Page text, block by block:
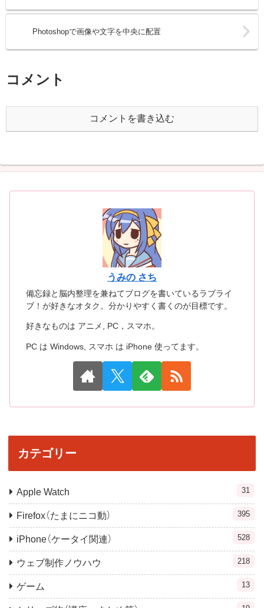
Photoshopで画像や文字を中央に配置
コメント
コメントを書き込む
うみの さち
備忘録と脳内整理を兼ねてブログを書いているラブライ
ブ！が好きなオタク。分かりやすく書くのが目標です。
好きなものは アニメ, PC，スマホ。
PC は Windows, スマホ は iPhone 使ってます。
カテゴリー
Apple Watch 31
Firefox（たまにニコ動） 395
iPhone（ケータイ関連） 528
ウェブ制作ノウハウ 218
ゲーム 13